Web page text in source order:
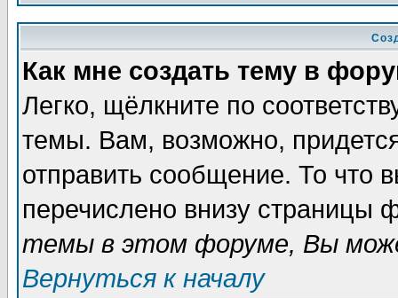
Как мне создать тему в
Легко, щёлкните по
темы. Вам, возможно,
отправить сообщение. То что
перечислено внизу страницы
темы в этом форуме, Вы
Вернуться к началу